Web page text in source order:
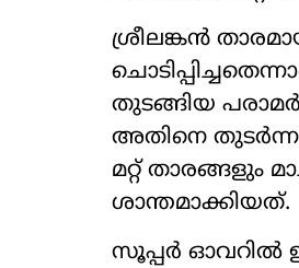
ശ്രീലങ്കൻ
തുടങ്ങിയ
അതിനെ
മറ്റ് താരങ്ങളും
ശാന്തമാക്കിയത്.
സൂപ്പർ ഓവറിൽ